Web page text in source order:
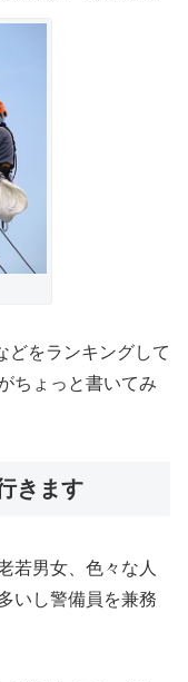
どをランキングして
ちょっと書いてみ
きます
若男女、色々な人
いし警備員を兼務